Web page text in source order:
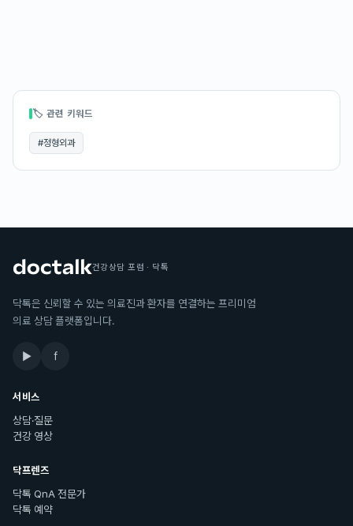
🏷 관련 키워드
#정형외과
건강상담 포럼 · 닥톡
닥톡은 신뢰할 수 있는 의료진과 환자를 연결하는 프리미엄
의료 상담 플랫폼입니다.
▶ f
서비스
상담·질문
건강 영상
닥프렌즈
닥톡 QnA 전문가
닥톡 예약